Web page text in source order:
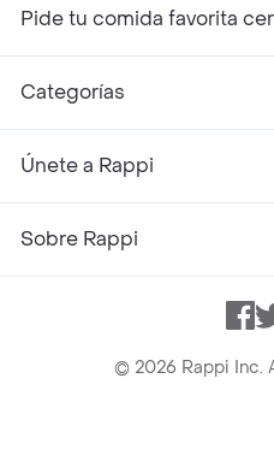
Pide tu comida favorita
Categorías
Únete a Rappi
Sobre Rappi
© 2026 Rappi Inc.